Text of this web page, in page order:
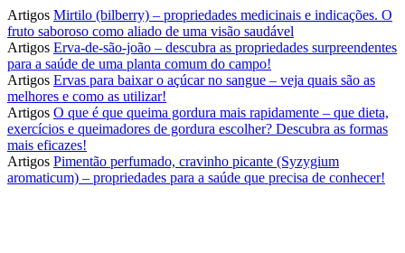
Artigos Mirtilo (bilberry) – propriedades medicinais e indicações. O
fruto saboroso como aliado de uma visão saudável
Artigos Erva-de-são-joão – descubra as propriedades surpreendentes
para a saúde de uma planta comum do campo!
Artigos Ervas para baixar o açúcar no sangue – veja quais são as
melhores e como as utilizar!
Artigos O que é que queima gordura mais rapidamente – que dieta,
exercícios e queimadores de gordura escolher? Descubra as formas
mais eficazes!
Artigos Pimentão perfumado, cravinho picante (Syzygium
aromaticum) – propriedades para a saúde que precisa de conhecer!